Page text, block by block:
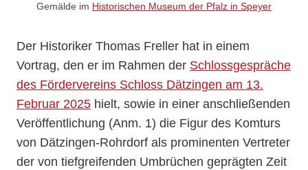
Gemälde im Historischen Museum der Pfalz in Speyer
Der Historiker Thomas Freller hat in einem
Vortrag, den er im Rahmen der Schlossgespräche
des Fördervereins Schloss Dätzingen am 13.
Februar 2025 hielt, sowie in einer anschließenden
Veröffentlichung (Anm. 1) die Figur des Komturs
von Dätzingen-Rohrdorf als prominenten Vertreter
der von tiefgreifenden Umbrüchen geprägten Zeit